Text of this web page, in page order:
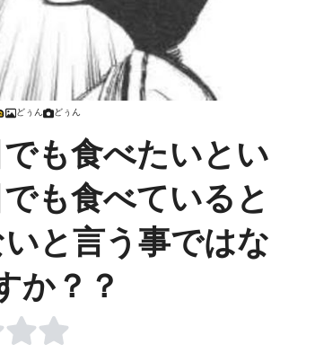
どぅん どぅん
も食べたいとい
も食べていると
と言う事ではな
か？？